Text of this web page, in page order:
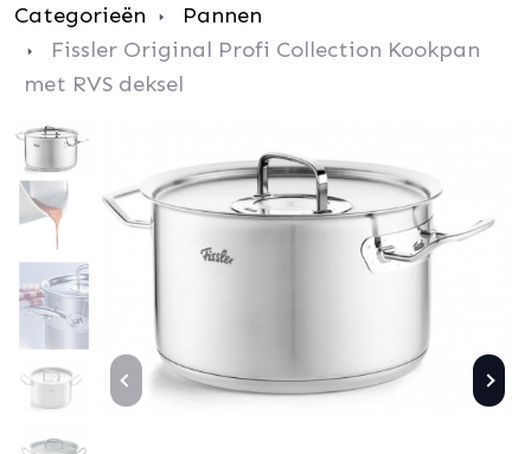
Categorieën
Pannen
Fissler Original Profi Collection Kookpan
met RVS deksel